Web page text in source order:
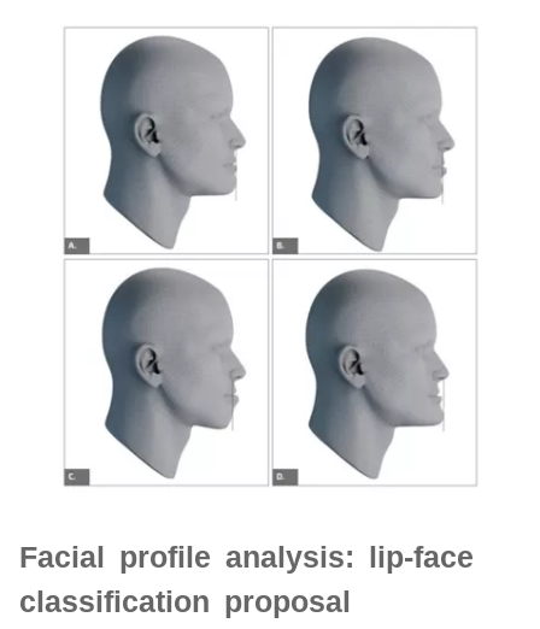
Facial profile analysis: lip-face
classification proposal